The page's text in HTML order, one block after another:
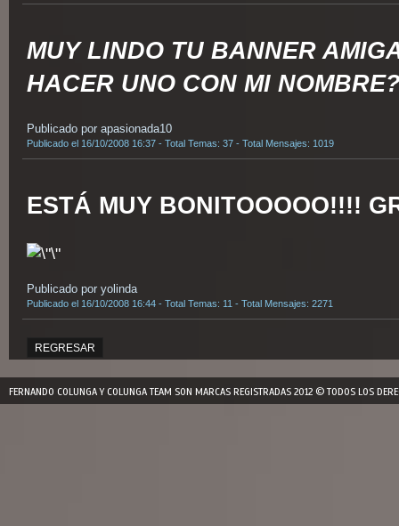
MUY LINDO TU BANNER
HACER UNO CON MI
Publicado por apasionada10
Publicado el 16/10/2008 16:37 - Total Temas: 37 - Total Mensajes: 1019
ESTÁ MUY BONITOOOOO!!!!
Publicado por yolinda
Publicado el 16/10/2008 16:44 - Total Temas: 11 - Total Mensajes: 2271
REGRESAR
FERNANDO COLUNGA Y COLUNGA TEAM SON MARCAS REGISTRADAS 2012 © TODOS LOS